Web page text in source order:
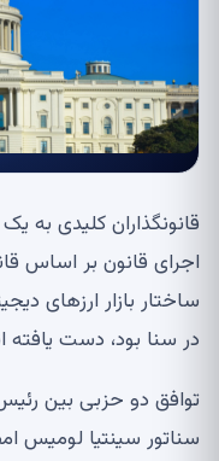
قانونگذاران کلیدی به
اجرای قانون بر اساس
ساختار بازار ارزهای
در سنا بود، دست یافته
توافق دو حزبی بین
سناتور سینتیا لومیس